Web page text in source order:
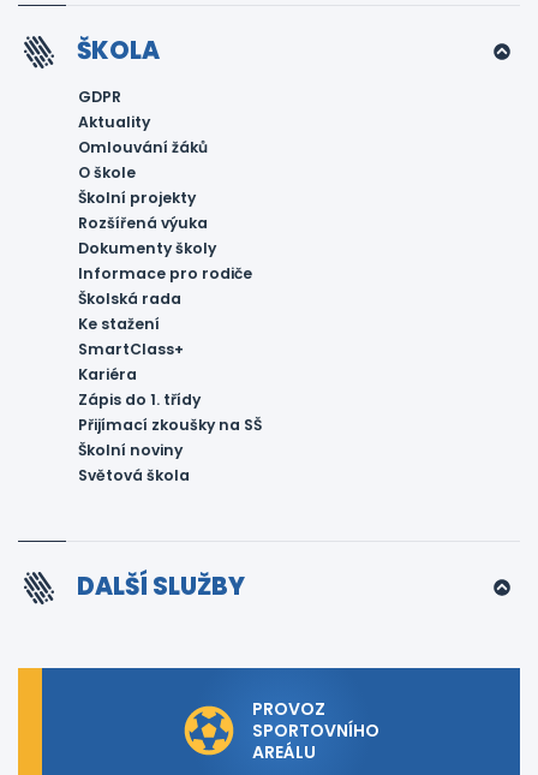
ŠKOLA
GDPR
Aktuality
Omlouvání žáků
O škole
Školní projekty
Rozšířená výuka
Dokumenty školy
Informace pro rodiče
Školská rada
Ke stažení
SmartClass+
Kariéra
Zápis do 1. třídy
Přijímací zkoušky na SŠ
Školní noviny
Světová škola
DALŠÍ SLUŽBY
PROVOZ
SPORTOVNÍHO
AREÁLU